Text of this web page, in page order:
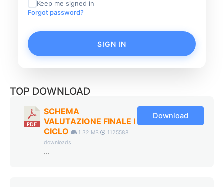
Keep me signed in
Forgot password?
SIGN IN
TOP DOWNLOAD
SCHEMA
VALUTAZIONE FINALE I
CICLO
1.32 MB
1125588
downloads
...
Download